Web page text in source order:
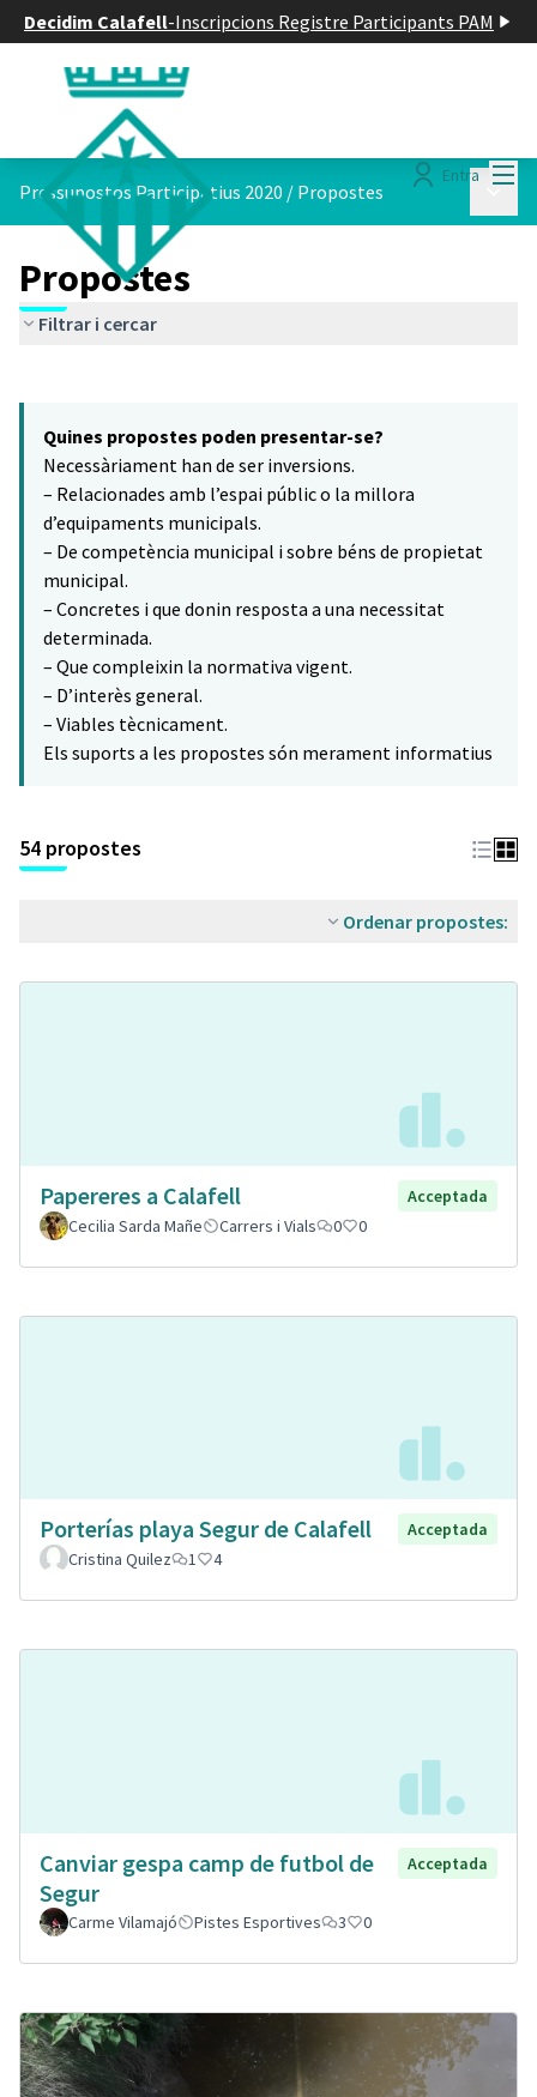
Decidim Calafell-Inscripcions Registre Participants PAM
Entra
Pressupostos Participatius 2020 / Propostes
Propostes
Filtrar i cercar
−
Quines propostes poden presentar-se?
Necessàriament han de ser inversions.
– Relacionades amb l’espai públic o la millora
d’equipaments municipals.
– De competència municipal i sobre béns de propietat
municipal.
– Concretes i que donin resposta a una necessitat
determinada.
– Que compleixin la normativa vigent.
– D’interès general.
– Viables tècnicament.
Els suports a les propostes són merament informatius
54 propostes
Ordenar propostes:
Papereres a Calafell
Acceptada
Cecilia Sarda Mañe
Carrers i Vials 0 0
Porterías playa Segur de Calafell
Acceptada
Cristina Quilez
1 4
Canviar gespa camp de futbol de
Segur
Acceptada
Carme Vilamajó Pistes Esportives 3 0